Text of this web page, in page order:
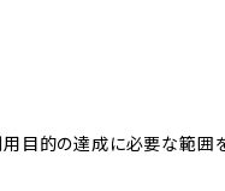
用目的の達成に必要な範囲